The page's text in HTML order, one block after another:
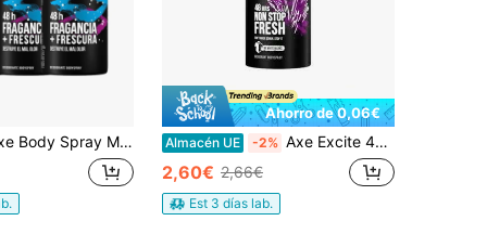
Spray Marine Pack 6 x 150 ml
Ahorro de 0,06€
Almacén UE -2% Axe Excite 48H Fresh Deodorant Body Spray Fragancia para hombres 150ml ✅ Entrega de 1-3 días
2,60€ 2,66€
Est 3 días lab.